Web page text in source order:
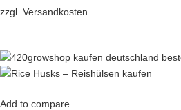
zzgl. Versandkosten
Add to compare